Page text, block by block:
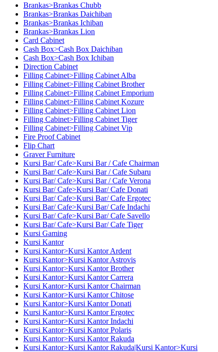
Brankas>Brankas Chubb
Brankas>Brankas Daichiban
Brankas>Brankas Ichiban
Brankas>Brankas Lion
Card Cabinet
Cash Box>Cash Box Daichiban
Cash Box>Cash Box Ichiban
Direction Cabinet
Filling Cabinet>Filling Cabinet Alba
Filling Cabinet>Filling Cabinet Brother
Filling Cabinet>Filling Cabinet Emporium
Filling Cabinet>Filling Cabinet Kozure
Filling Cabinet>Filling Cabinet Lion
Filling Cabinet>Filling Cabinet Tiger
Filling Cabinet>Filling Cabinet Vip
Fire Proof Cabinet
Flip Chart
Graver Furniture
Kursi Bar/ Cafe>Kursi Bar / Cafe Chairman
Kursi Bar/ Cafe>Kursi Bar / Cafe Subaru
Kursi Bar/ Cafe>Kursi Bar / Cafe Verona
Kursi Bar/ Cafe>Kursi Bar/ Cafe Donati
Kursi Bar/ Cafe>Kursi Bar/ Cafe Ergotec
Kursi Bar/ Cafe>Kursi Bar/ Cafe Indachi
Kursi Bar/ Cafe>Kursi Bar/ Cafe Savello
Kursi Bar/ Cafe>Kursi Bar/ Cafe Tiger
Kursi Gaming
Kursi Kantor
Kursi Kantor>Kursi Kantor Ardent
Kursi Kantor>Kursi Kantor Astrovis
Kursi Kantor>Kursi Kantor Brother
Kursi Kantor>Kursi Kantor Carrera
Kursi Kantor>Kursi Kantor Chairman
Kursi Kantor>Kursi Kantor Chitose
Kursi Kantor>Kursi Kantor Donati
Kursi Kantor>Kursi Kantor Ergotec
Kursi Kantor>Kursi Kantor Indachi
Kursi Kantor>Kursi Kantor Polaris
Kursi Kantor>Kursi Kantor Rakuda
Kursi Kantor>Kursi Kantor Rakuda|Kursi Kantor>Kursi